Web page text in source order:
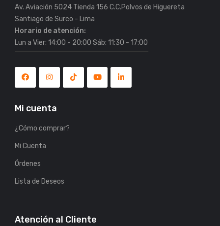
Av. Aviación 5024 Tienda 156 C.C.Polvos de Higuereta
Horario de atención:
Lun a Vier: 14:00 - 20:00 Sáb: 11:30 - 17:00
Mi cuenta
¿Cómo comprar?
Mi Cuenta
Órdenes
Lista de Deseos
Atención al Cliente